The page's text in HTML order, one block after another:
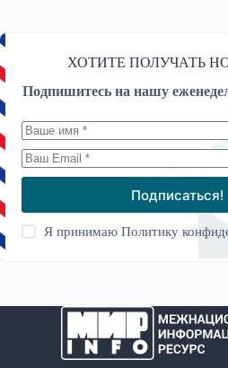
ХОТИТЕ ПОЛУЧАТЬ
Подпишитесь на нашу
Подписаться!
Я принимаюПолитику